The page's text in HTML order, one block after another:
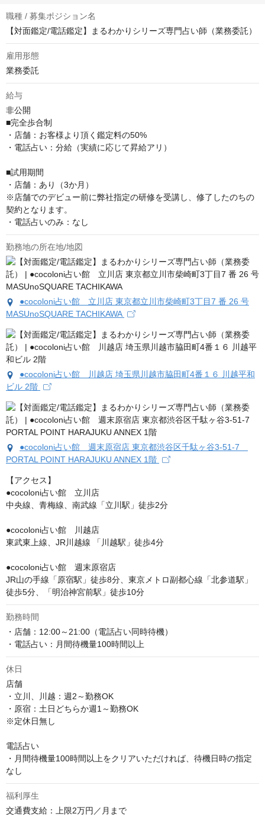
職種 / 募集ポジション名
【対面鑑定/電話鑑定】まるわかりシリーズ専門占い師（業務委託）
雇用形態
業務委託
給与
非公開
■完全歩合制
・店舗：お客様より頂く鑑定料の50%
・電話占い：分給（実績に応じて昇給アリ）
■試用期間
・店舗：あり（3か月）
※店舗でのデビュー前に弊社指定の研修を受講し、修了したのちの
契約となります。
・電話占いのみ：なし
勤務地の所在地/地図
●cocoloni占い館 立川店 東京都立川市柴崎町3丁目7 番 26 号
MASUnoSQUARE TACHIKAWA
●cocoloni占い館 川越店 埼玉県川越市脇田町4番１６ 川越平和
ビル 2階
●cocoloni占い館 週末原宿店 東京都渋谷区千駄ヶ谷3-51-7
PORTAL POINT HARAJUKU ANNEX 1階
【アクセス】
●cocoloni占い館　立川店
中央線、青梅線、南武線「立川駅」徒歩2分
●cocoloni占い館　川越店
東武東上線、JR川越線 「川越駅」徒歩4分
●cocoloni占い館　週末原宿店
JR山の手線「原宿駅」徒歩8分、東京メトロ副都心線「北参道駅」
徒歩5分、「明治神宮前駅」徒歩10分
勤務時間
・店舗：12:00～21:00（電話占い同時待機）
・電話占い：月間待機量100時間以上
休日
店舗
・立川、川越：週2～勤務OK
・原宿：土日どちらか週1～勤務OK
※定休日無し
電話占い
・月間待機量100時間以上をクリアいただければ、待機日時の指定
なし
福利厚生
交通費支給：上限2万円／月まで